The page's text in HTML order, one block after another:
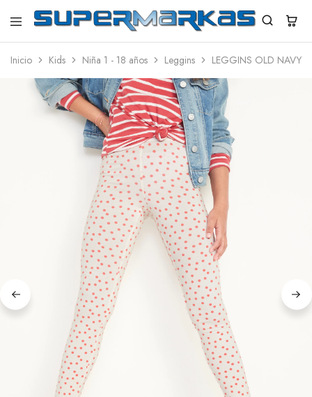
SuperMarkas
Ropa
con
gratis*
Inicio Kids Niña 1 - 18 años Leggins LEGGINS OLD NAVY